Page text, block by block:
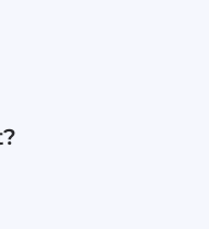
hitta en ny tid.
för körning